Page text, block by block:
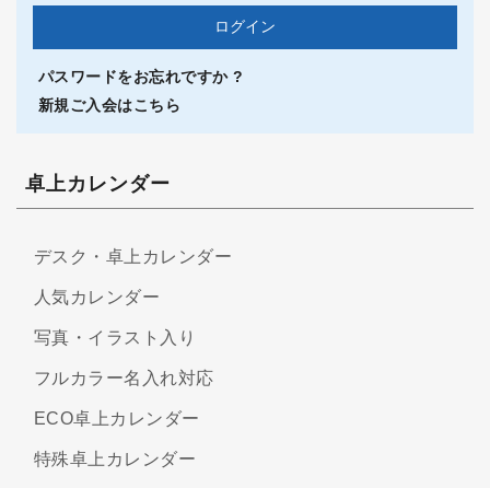
パスワードをお忘れですか ?
新規ご入会はこちら
卓上カレンダー
デスク・卓上カレンダー
人気カレンダー
写真・イラスト入り
フルカラー名入れ対応
ECO卓上カレンダー
特殊卓上カレンダー